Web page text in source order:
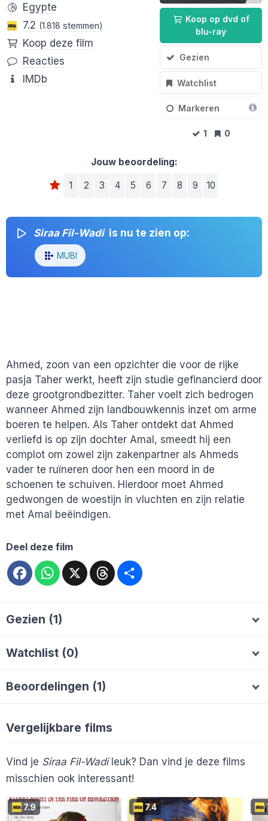
Koop op dvd of
blu-ray
Gezien
Watchlist
Markeren
1 0
Egypte
7.2 (1.818 stemmen)
Koop deze film
Reacties
IMDb
Jouw beoordeling:
1 2 3 4 5 6 7 8 9 10
Siraa Fil-Wadi is nu te zien op:
MUBI
Ahmed, zoon van een opzichter die voor de rijke
pasja Taher werkt, heeft zijn studie gefinancierd door
deze grootgrondbezitter. Taher voelt zich bedrogen
wanneer Ahmed zijn landbouwkennis inzet om arme
boeren te helpen. Als Taher ontdekt dat Ahmed
verliefd is op zijn dochter Amal, smeedt hij een
complot om zowel zijn zakenpartner als Ahmeds
vader te ruïneren door hen een moord in de
schoenen te schuiven. Hierdoor moet Ahmed
gedwongen de woestijn in vluchten en zijn relatie
met Amal beëindigen.
Deel deze film
FacebookWhatsApp
X Threads
Gezien (1)
Watchlist (0)
Beoordelingen (1)
Vergelijkbare films
Vind je Siraa Fil-Wadileuk? Dan vind je deze films
misschien ook interessant!
7.9 7.4